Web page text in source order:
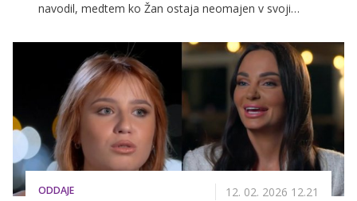
navodil, medtem ko Žan ostaja neomajen v svoji
ODDAJE 12. 02. 2026 12.21